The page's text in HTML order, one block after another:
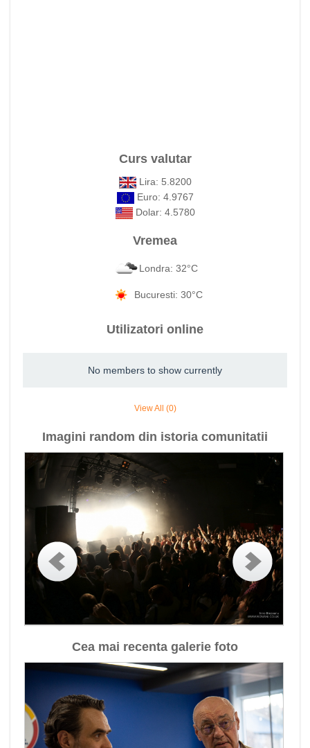
Curs valutar
Lira: 5.8200
Euro: 4.9767
Dolar: 4.5780
Vremea
Londra: 32°C
Bucuresti: 30°C
Utilizatori online
No members to show currently
View All (0)
Imagini random din istoria comunitatii
Cea mai recenta galerie foto